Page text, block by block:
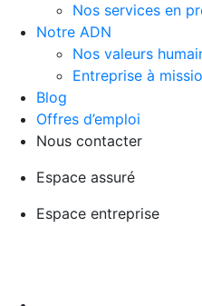
Nos services en
Notre ADN
Nos valeurs
Entreprise à
Blog
Offres d’emploi
Nous contacter
Espace assuré
Espace entreprise